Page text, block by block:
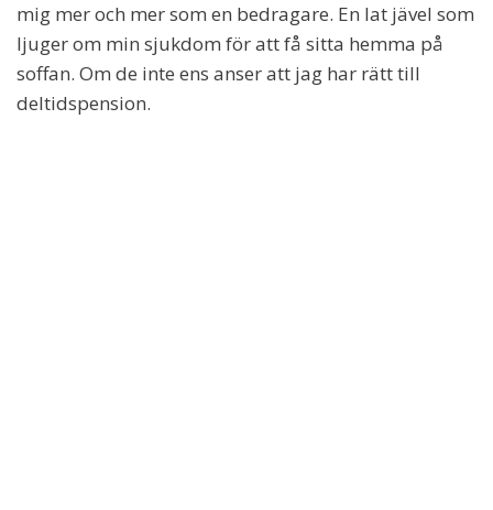
mig mer och mer som en bedragare. En lat jävel som
ljuger om min sjukdom för att få sitta hemma på
soffan. Om de inte ens anser att jag har rätt till
deltidspension.